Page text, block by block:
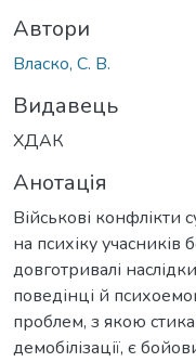
Автори
Власко, С. В.
Видавець
ХДАК
Анотація
Військові конфлікти
на психіку
довготривалі
поведінці й
проблем, з якою
демобілізації, є